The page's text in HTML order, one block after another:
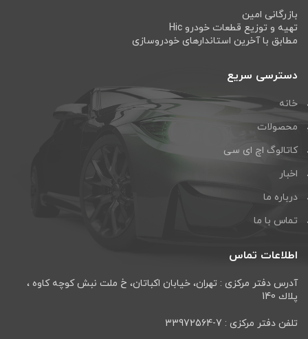
بازرگانی امین
تهیه و توزیع قطعات خودرو Hic
مطابق با آخرین استاندارهای خودروسازی
دسترسی سریع
خانه
محصولات
کاتالوگ اچ ای سی
اخبار
درباره ما
تماس با ما
اطلاعات تماس
آدرس دفتر مرکزی : تهران، خيابان اكباتان، خ ملت نبش كوچه كاوه ،
پلاك 140
تلفن دفتر مرکزی : 7-33972564